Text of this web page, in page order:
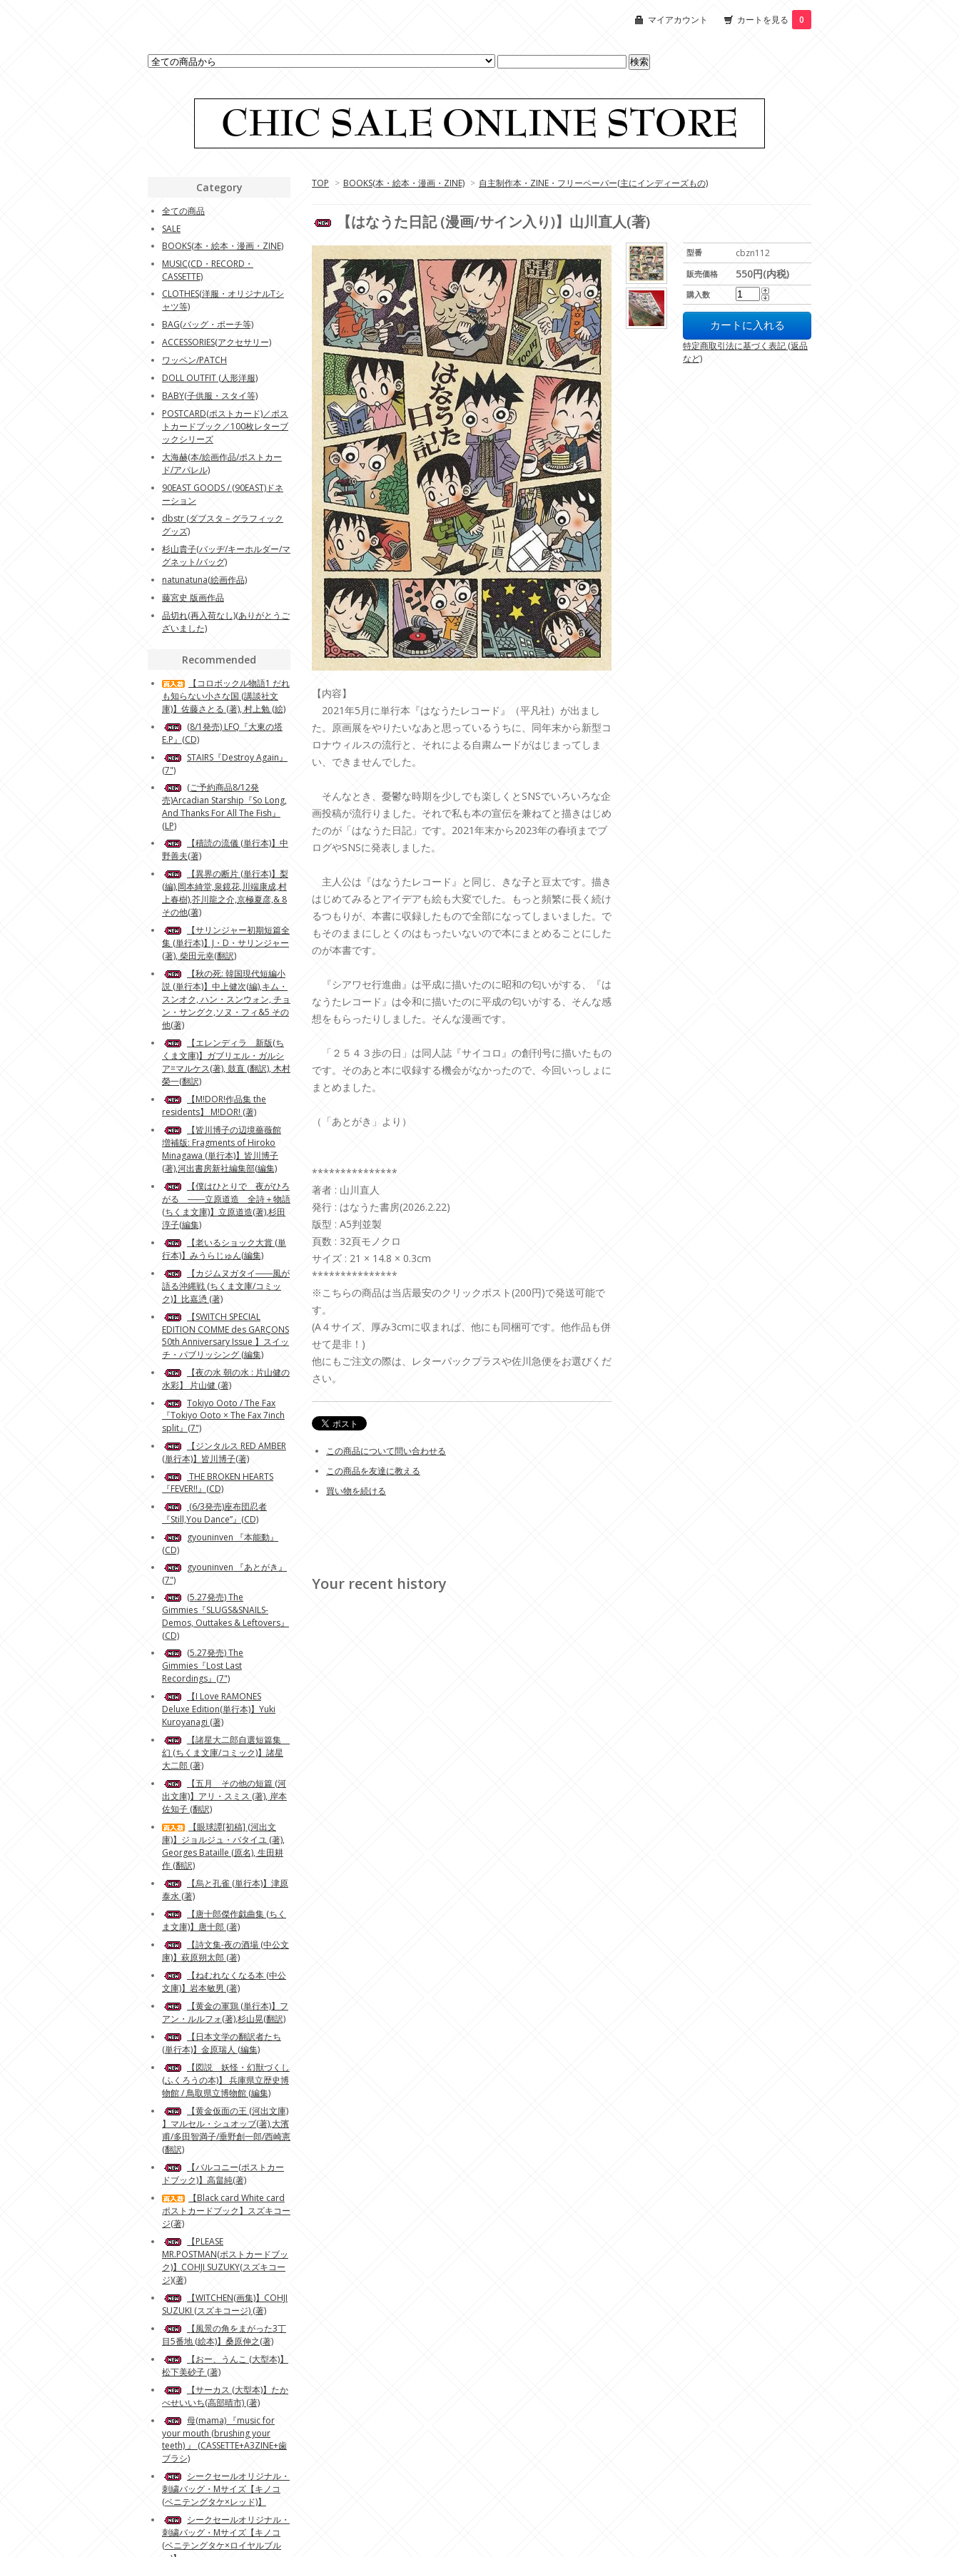
マイアカウント カートを見る 0
TOP > BOOKS(本・絵本・漫画・ZINE) > 自主制作本・ZINE・フリーペーパー(主にインディーズもの)
【はなうた日記 (漫画/サイン入り)】山川直人(著)
型番 cbzn112
販売価格 550円(内税)
購入数
特定商取引法に基づく表記 (返品
など)
【内容】
2021年5月に単行本『はなうたレコード』（平凡社）が出まし
た。原画展をやりたいなあと思っているうちに、同年末から新型コ
ロナウィルスの流行と、それによる自粛ムードがはじまってしま
い、できませんでした。
そんなとき、憂鬱な時期を少しでも楽しくとSNSでいろいろな企
画投稿が流行りました。それで私も本の宣伝を兼ねてと描きはじめ
たのが「はなうた日記」です。2021年末から2023年の春頃までブ
ログやSNSに発表しました。
主人公は『はなうたレコード』と同じ、きな子と豆太です。描き
はじめてみるとアイデアも絵も大変でした。もっと頻繁に長く続け
るつもりが、本書に収録したもので全部になってしまいました。で
もそのままにしとくのはもったいないので本にまとめることにした
のが本書です。
『シアワセ行進曲』は平成に描いたのに昭和の匂いがする、『は
なうたレコード』は令和に描いたのに平成の匂いがする、そんな感
想をもらったりしました。そんな漫画です。
「２５４３歩の日」は同人誌『サイコロ』の創刊号に描いたもの
です。そのあと本に収録する機会がなかったので、今回いっしょに
まとめました。
（「あとがき」より）
***************
著者 : 山川直人
発行 : はなうた書房(2026.2.22)
版型 : A5判並製
頁数 : 32頁モノクロ
サイズ : 21 × 14.8 × 0.3cm
***************
※こちらの商品は当店最安のクリックポスト(200円)で発送可能で
す。
(A４サイズ、厚み3cmに収まれば、他にも同梱可です。他作品も併
せて是非！)
他にもご注文の際は、レターパックプラスや佐川急便をお選びくだ
さい。
この商品について問い合わせる
この商品を友達に教える
買い物を続ける
Your recent history
Category
全ての商品
SALE
BOOKS(本・絵本・漫画・ZINE)
MUSIC(CD・RECORD・
CASSETTE)
CLOTHES(洋服・オリジナルTシ
ャツ等)
BAG(バッグ・ポーチ等)
ACCESSORIES(アクセサリー)
ワッペン/PATCH
DOLL OUTFIT (人形洋服)
BABY(子供服・スタイ等)
POSTCARD(ポストカード)／ポス
トカードブック／100枚レターブ
ックシリーズ
大海赫(本/絵画作品/ポストカー
ド/アパレル)
90EAST GOODS / (90EAST)ドネ
ーション
dbstr (ダブスタ－グラフィック
グッズ)
杉山貴子(バッヂ/キーホルダー/マ
グネット/バッグ)
natunatuna(絵画作品)
藤宮史 版画作品
品切れ(再入荷なし)(ありがとうご
ざいました)
Recommended
【コロボックル物語1 だれ
も知らない小さな国 (講談社文
庫)】佐藤さとる (著), 村上勉 (絵)
(8/1発売) LFQ『大東の塔
E.P』(CD)
STAIRS『Destroy Again』
(7")
(ご予約商品8/12発
売)Arcadian Starship『So Long,
And Thanks For All The Fish』
(LP)
【積読の流儀 (単行本)】中
野善夫(著)
【異界の断片 (単行本)】梨
(編),岡本綺堂,泉鏡花,川端康成,村
上春樹),芥川龍之介,京極夏彦,& 8
その他(著)
【サリンジャー初期短篇全
集 (単行本)】J・D・サリンジャー
(著), 柴田元幸(翻訳)
【秋の死: 韓国現代短編小
説 (単行本)】中上健次(編),キム・
スンオク, ハン・スンウォン, チョ
ン・サングク,ソヌ・フィ&5 その
他(著)
【エレンディラ 新版(ち
くま文庫)】ガブリエル・ガルシ
ア=マルケス(著), 鼓直 (翻訳), 木村
榮一(翻訳)
【M!DOR!作品集 the
residents】 M!DOR! (著)
【皆川博子の辺境薔薇館
増補版: Fragments of Hiroko
Minagawa (単行本)】皆川博子
(著),河出書房新社編集部(編集)
【僕はひとりで 夜がひろ
がる ――立原道造 全詩＋物語
(ちくま文庫)】立原道造(著),杉田
淳子(編集)
【老いるショック大賞 (単
行本)】みうらじゅん(編集)
【カジムヌガタイ――風が
語る沖縄戦 (ちくま文庫/コミッ
ク)】比嘉慂 (著)
【SWITCH SPECIAL
EDITION COMME des GARÇONS
50th Anniversary Issue 】スイッ
チ・パブリッシング (編集)
【夜の水 朝の水 : 片山健の
水彩】 片山健 (著)
Tokiyo Ooto / The Fax
『Tokiyo Ooto × The Fax 7inch
split』(7")
【ジンタルス RED AMBER
(単行本)】皆川博子(著)
THE BROKEN HEARTS
『FEVER!!』(CD)
(6/3発売)座布団忍者
『Still,You Dance”』(CD)
gyouninven 『本能動』
(CD)
gyouninven 『あとがき』
(7")
(5.27発売) The
Gimmies『SLUGS&SNAILS-
Demos, Outtakes & Leftovers』
(CD)
(5.27発売) The
Gimmies『Lost Last
Recordings』(7")
【I Love RAMONES
Deluxe Edition(単行本)】Yuki
Kuroyanagi (著)
【諸星大二郎自選短篇集
幻 (ちくま文庫/コミック)】諸星
大二郎 (著)
【五月 その他の短篇 (河
出文庫)】アリ・スミス (著), 岸本
佐知子 (翻訳)
【眼球譚[初稿] (河出文
庫)】ジョルジュ・バタイユ (著),
Georges Bataille (原名), 生田耕
作 (翻訳)
【烏と孔雀 (単行本)】津原
泰水 (著)
【唐十郎傑作戯曲集 (ちく
ま文庫)】唐十郎 (著)
【詩文集-夜の酒場 (中公文
庫)】萩原朔太郎 (著)
【ねむれなくなる本 (中公
文庫)】岩本敏男 (著)
【黄金の軍鶏 (単行本)】フ
アン・ルルフォ(著),杉山晃(翻訳)
【日本文学の翻訳者たち
(単行本)】金原瑞人 (編集)
【図説 妖怪・幻獣づくし
(ふくろうの本)】 兵庫県立歴史博
物館 / 鳥取県立博物館 (編集)
【黄金仮面の王 (河出文庫)
】マルセル・シュオッブ(著),大濱
甫/多田智満子/垂野創一郎/西崎憲
(翻訳)
【バルコニー(ポストカー
ドブック)】高畠純(著)
【Black card White card
ポストカードブック】スズキコー
ジ(著)
【PLEASE
MR.POSTMAN(ポストカードブッ
ク)】COHJI SUZUKY(スズキコー
ジ)(著)
【WITCHEN(画集)】COHJI
SUZUKI (スズキコージ) (著)
【風景の角をまがった3丁
目5番地 (絵本)】桑原伸之(著)
【おー、うんこ (大型本)】
松下美砂子 (著)
【サーカス (大型本)】たか
べせいいち(高部晴市) (著)
母(mama) 『music for
your mouth (brushing your
teeth) 』 (CASSETTE+A3ZINE+歯
ブラシ)
シークセールオリジナル・
刺繍バッグ・Mサイズ【キノコ
(ベニテングタケ×レッド)】
シークセールオリジナル・
刺繍バッグ・Mサイズ【キノコ
(ベニテングタケ×ロイヤルブル